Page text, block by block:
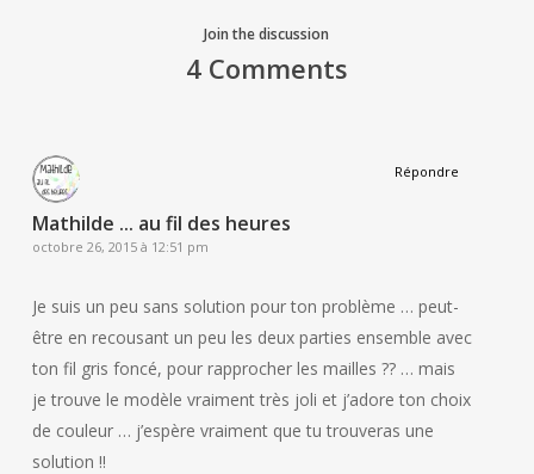
Join the discussion
4 Comments
Mathilde ... au fil des heures
octobre 26, 2015 à 12:51 pm
Je suis un peu sans solution pour ton problème … peut-
être en recousant un peu les deux parties ensemble avec
ton fil gris foncé, pour rapprocher les mailles ?? … mais
je trouve le modèle vraiment très joli et j’adore ton choix
de couleur … j’espère vraiment que tu trouveras une
solution !!
Répondre